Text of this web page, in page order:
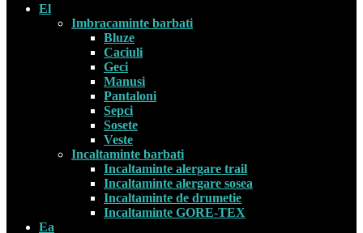
El
Imbracaminte barbati
Bluze
Caciuli
Geci
Manusi
Pantaloni
Sepci
Sosete
Veste
Incaltaminte barbati
Incaltaminte alergare trail
Incaltaminte alergare sosea
Incaltaminte de drumetie
Incaltaminte GORE-TEX
Ea